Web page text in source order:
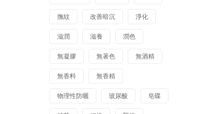
撫紋 改善暗沉 淨化
滋潤 滋養 潤色
無凝膠 無著色 無酒精
無香料 無香精
物理性防曬 玻尿酸 皂碟